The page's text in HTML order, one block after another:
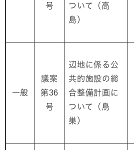
号
ついて（高
島）
一般
議案
第36
号
辺地に係る公
共的施設の総
合整備計画に
ついて（鳥
巣）